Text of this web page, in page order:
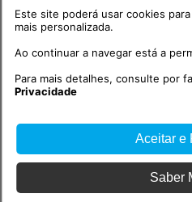
Este site poderá usar cookies
mais personalizada.
Ao continuar a navegar está a
Para mais detalhes, consulte por
Privacidade
Aceitar e
Saber